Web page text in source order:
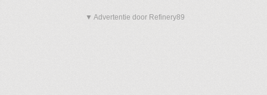
▼ Advertentie door Refinery89